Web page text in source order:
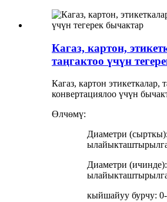
Кагаз, картон,
таңгактоо үчүн
Кагаз, картон этикеткалар,
конвертациялоо үчүн
Өлчөмү:
Диаметри
Диаметри
кыйшайуу бурчу: